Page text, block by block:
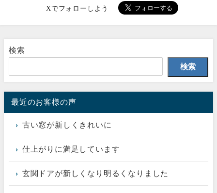
Xでフォローしよう
検索
検索
最近のお客様の声
古い窓が新しくきれいに
仕上がりに満足しています
玄関ドアが新しくなり明るくなりました